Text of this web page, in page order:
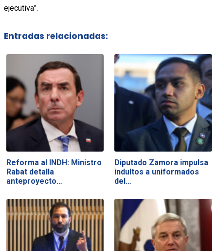
ejecutiva”.
Entradas relacionadas:
Reforma al INDH: Ministro
Rabat detalla
anteproyecto…
Diputado Zamora impulsa
indultos a uniformados
del…